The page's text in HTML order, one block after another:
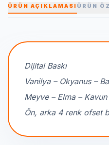
ÜRÜN AÇIKLAMASI ÜRÜN
Dijital Baskı
Vanilya – Okyanus –
Meyve – Elma – Kavun
Ön, arka 4 renk ofset